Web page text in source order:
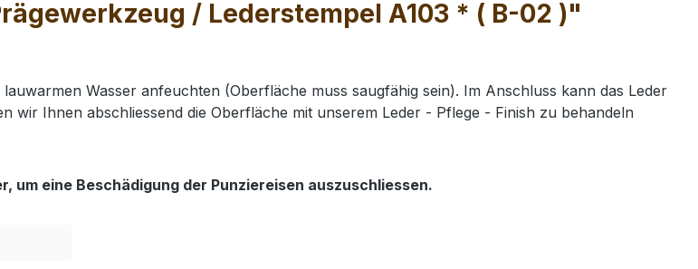
/ Lederstempel A103 * ( B-02 )"
Wasser anfeuchten (Oberfläche muss saugfähig sein). Im Anschluss kann das Leder
Ihnen abschliessend die Oberfläche mit unserem Leder - Pflege - Finish zu behandeln
um eine Beschädigung der Punziereisen auszuschliessen.